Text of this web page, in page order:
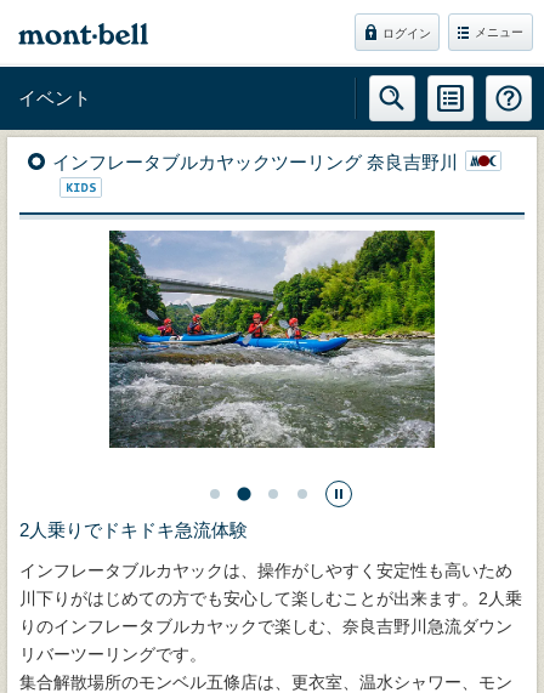
ログイン メニュー
イベント
インフレータブルカヤックツーリング 奈良吉野川
2人乗りでドキドキ急流体験
インフレータブルカヤックは、操作がしやすく安定性も高いため
川下りがはじめての方でも安心して楽しむことが出来ます。2人乗
りのインフレータブルカヤックで楽しむ、奈良吉野川急流ダウン
リバーツーリングです。
集合解散場所のモンベル五條店は、更衣室、温水シャワー、モン